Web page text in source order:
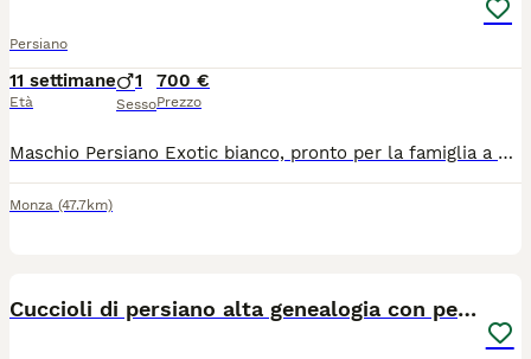
Persiano
11 settimane
Età
1
Sesso
700 €
Prezzo
Maschio Persiano Exotic bianco, pronto per la famiglia a fine agosto, ciclo vaccini, microchip, pedigree ENFI, sverminato. La consegna viene effettuata dal veterinario che rilascia un certificato di ottima salute.
Monza (47.7km)
Cuccioli di persiano alta genealogia con pedigree